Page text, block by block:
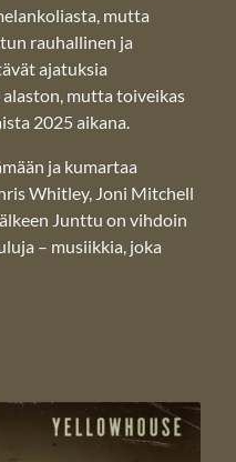
mutta
rauhallinen ja
ajatuksia
mutta toiveikas
2025 aikana.
ja kumartaa
Whitley, Joni Mitchell
Junttu on vihdoin
– musiikkia, joka